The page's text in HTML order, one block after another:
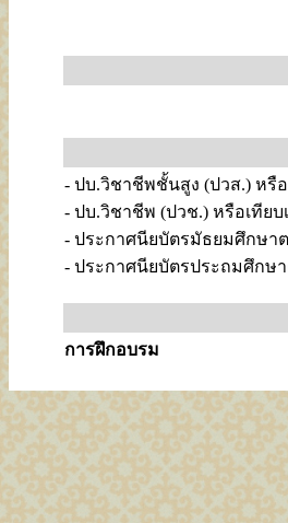
- ปบ.วิชาชีพชั้นสูง (ปวส.) หรื
- ปบ.วิชาชีพ (ปวช.) หรือเทีย
- ประกาศนียบัตรมัธยมศึกษา
- ประกาศนียบัตรประถมศึกษ
การฝึกอบรม